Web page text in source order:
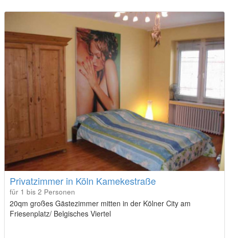
Privatzimmer in Köln Kamekestraße
für 1 bis 2 Personen
20qm großes Gästezimmer mitten in der Kölner City am
Friesenplatz/ Belgisches Viertel